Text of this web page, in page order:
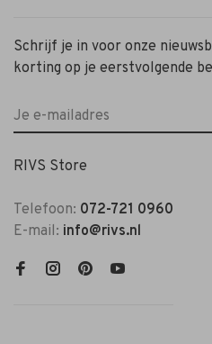
Schrijf je in voor onze
korting op je eerstvolgende
RIVS Store
Telefoon: 072-721 0960
E-mail: info@rivs.nl